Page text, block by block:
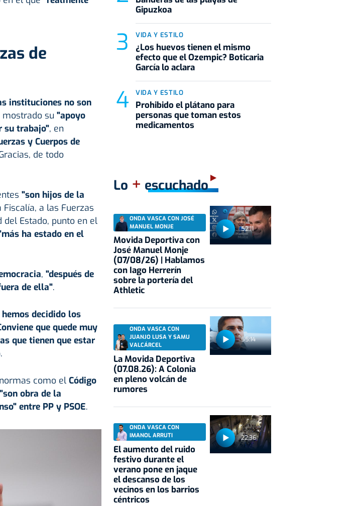
de
instituciones no son
su "apoyo
su trabajo", en
y Cuerpos de
de todo
"son hijos de la
a las Fuerzas
del Estado, punto en el
ha estado en el
, "después de
de ella".
decidido los
que quede muy
que tienen que estar
como el Código
"son obra de la
entre PP y PSOE.
Gipuzkoa
VIDA Y ESTILO
¿Los huevos tienen el mismo
efecto que el Ozempic? Boticaria
García lo aclara
VIDA Y ESTILO
Prohibido el plátano para
personas que toman estos
medicamentos
Lo + escuchado
52:11
ONDA VASCA CON JOSÉ
MANUEL MONJE
Movida Deportiva con
José Manuel Monje
(07/08/26) | Hablamos
con Iago Herrerín
sobre la portería del
Athletic
55:14
ONDA VASCA CON
JUANJO LUSA Y SAMU
VALCÁRCEL
La Movida Deportiva
(07.08.26): A Colonia
en pleno volcán de
rumores
22:36
ONDA VASCA CON
IMANOL ARRUTI
El aumento del ruido
festivo durante el
verano pone en jaque
el descanso de los
vecinos en los barrios
céntricos